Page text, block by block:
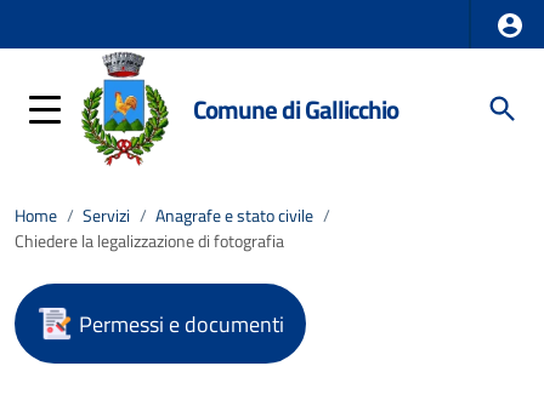
Comune di Gallicchio
Home / Servizi / Anagrafe e stato civile /
Chiedere la legalizzazione di fotografia
Permessi e documenti